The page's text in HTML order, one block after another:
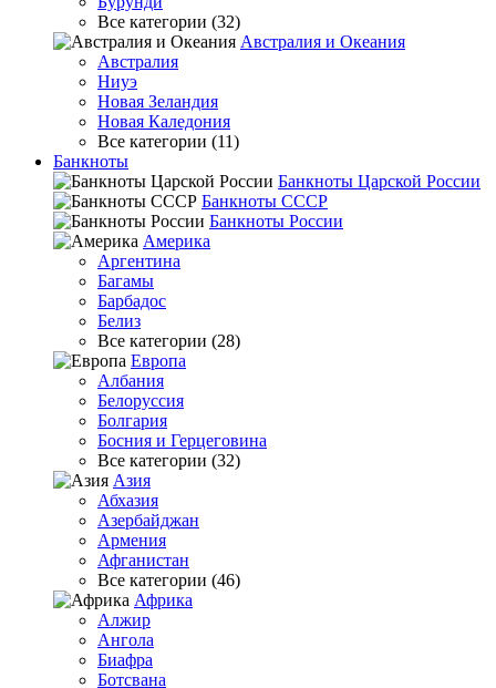
Все категории (32)
Австралия и Океания
Австралия
Ниуэ
Новая Зеландия
Новая Каледония
Все категории (11)
Банкноты
Банкноты Царской России
Банкноты СССР
Банкноты России
Америка
Аргентина
Багамы
Барбадос
Белиз
Все категории (28)
Европа
Албания
Белоруссия
Болгария
Босния и Герцеговина
Все категории (32)
Азия
Абхазия
Азербайджан
Армения
Афганистан
Все категории (46)
Африка
Алжир
Ангола
Биафра
Ботсвана